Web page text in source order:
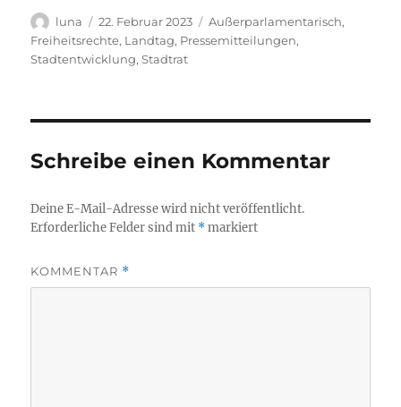
Autor
luna
Veröffentlicht
am
22. Februar 2023 Kategorien
Außerparlamentarisch,
Freiheitsrechte, Landtag, Pressemitteilungen,
Stadtentwicklung,Stadtrat
Schreibe einen Kommentar
Deine E-Mail-Adresse wird nicht veröffentlicht.
Erforderliche Felder sind mit *markiert
KOMMENTAR *